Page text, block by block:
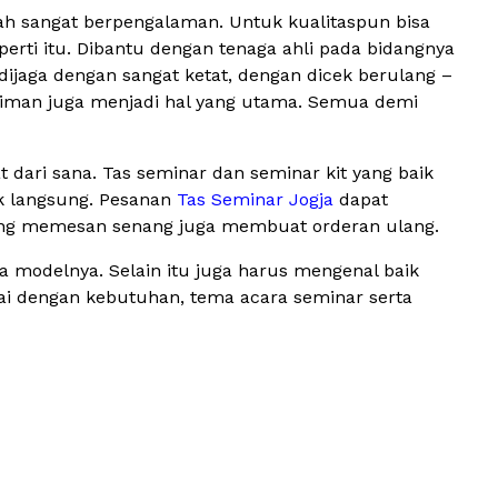
sangat berpengalaman. Untuk kualitaspun bisa
itu. Dibantu dengan tenaga ahli pada bidangnya
dengan sangat ketat, dengan dicek berulang –
juga menjadi hal yang utama. Semua demi
sana. Tas seminar dan seminar kit yang baik
Pesanan Tas Seminar Jogja dapat
memesan senang juga membuat orderan ulang.
Selain itu juga harus mengenal baik
dengan kebutuhan, tema acara seminar serta